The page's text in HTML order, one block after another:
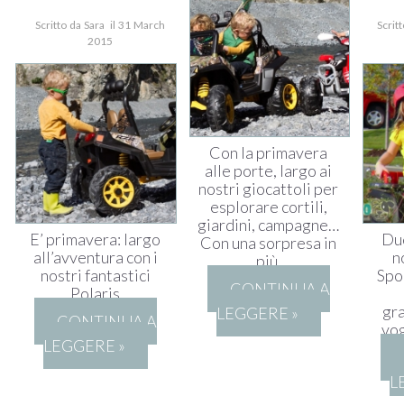
Scritto da Sara il 31 March
2015
E’ primavera: largo
all’avventura con i
nostri fantastici
Polaris
CONTINUA A
LEGGERE »
Con la primavera
alle porte, largo ai
nostri giocattoli per
esplorare cortili,
giardini, campagne…
Con una sorpresa in
più.
CONTINUA A
LEGGERE »